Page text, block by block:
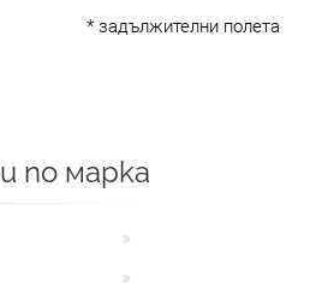
* задължителни полета
по марка